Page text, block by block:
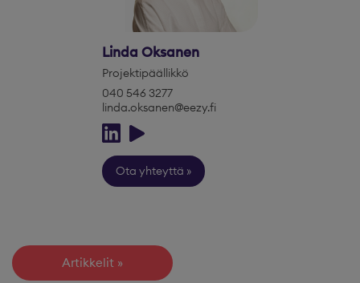
Linda Oksanen
Projektipäällikkö
040 546 3277
linda.oksanen@eezy.fi
Ota yhteyttä
Artikkelit